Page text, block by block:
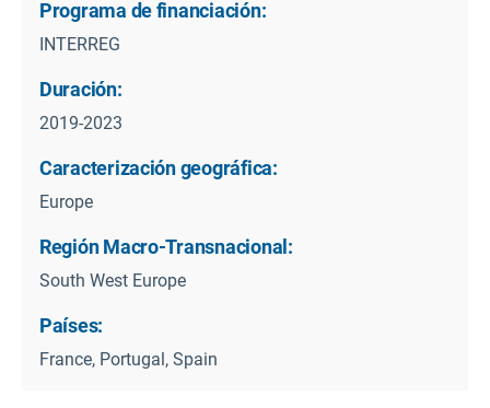
Programa de financiación:
INTERREG
Duración:
2019-2023
Caracterización geográfica:
Europe
Región Macro-Transnacional:
South West Europe
Países:
France, Portugal, Spain